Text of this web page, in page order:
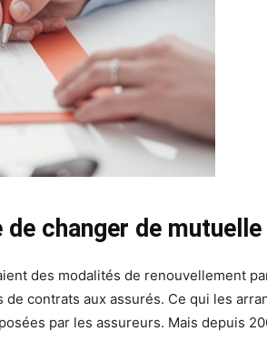
changer de mutuelle
des modalités de renouvellement
contrats aux assurés. Ce qui les
par les assureurs. Mais depuis